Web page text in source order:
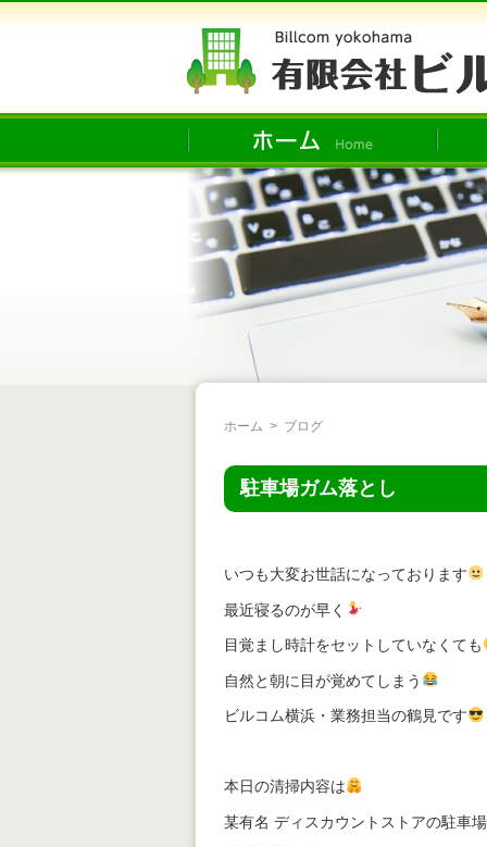
ホーム > ブログ
駐車場ガム落とし
いつも大変お世話になっております
最近寝るのが早く
目覚まし時計をセットしていなくても
自然と朝に目が覚めてしまう
ビルコム横浜・業務担当の鶴見です
本日の清掃内容は
某有名 ディスカウントストアの駐車